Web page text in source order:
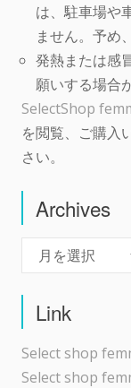
は、駐車場や
ません。予め
発熱または感
願いする場合
SelectShop
を閲覧、ご購入
さい。
Archives
Link
Select shop
Select shop